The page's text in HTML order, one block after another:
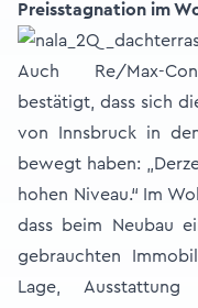
Preisstagnation im
Auch Re/Max-
bestätigt, dass sich
von Innsbruck in
bewegt haben:
hohen Niveau.“ Im
dass beim Neubau
gebrauchten
Lage,